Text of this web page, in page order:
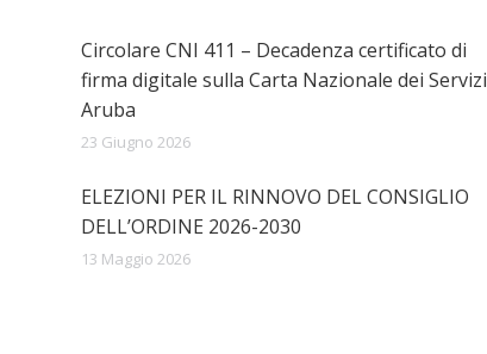
Circolare CNI 411 – Decadenza certificato di
firma digitale sulla Carta Nazionale dei Servizi
Aruba
23 Giugno 2026
ELEZIONI PER IL RINNOVO DEL CONSIGLIO
DELL’ORDINE 2026-2030
13 Maggio 2026